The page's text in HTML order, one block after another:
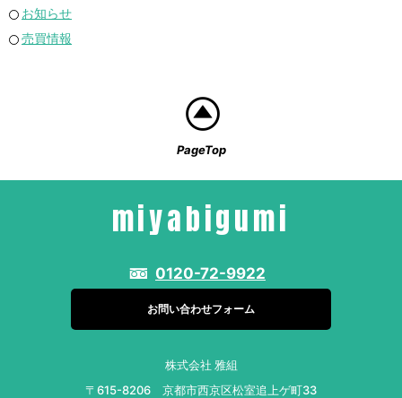
お知らせ
売買情報
PageTop
miyabigumi
0120-72-9922
お問い合わせフォーム
株式会社 雅組
〒615-8206 京都市西京区松室追上ゲ町33